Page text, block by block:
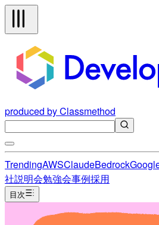
produced by Classmethod
TrendingAWSClaudeBedrock
社説明会勉強会事例採用
目次